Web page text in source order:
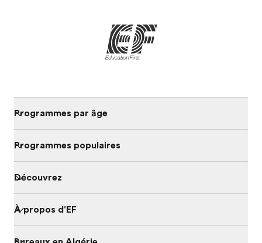
Programmes par âge
Programmes populaires
Découvrez
À propos d'EF